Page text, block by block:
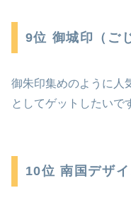
9位 御城印（ご
御朱印集めのように人
としてゲットしたいで
10位 南国デザ